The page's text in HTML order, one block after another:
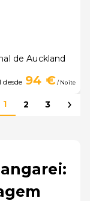
de Auckland
desde 94 €/ Noite
1 2 3